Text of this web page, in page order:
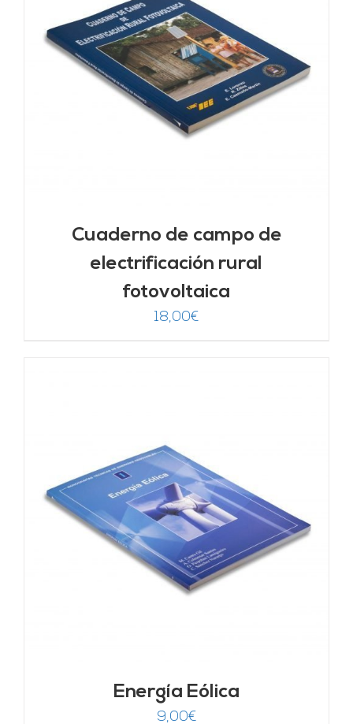
Cuaderno de campo de
electrificación rural
fotovoltaica
18,00€
Energía Eólica
9,00€